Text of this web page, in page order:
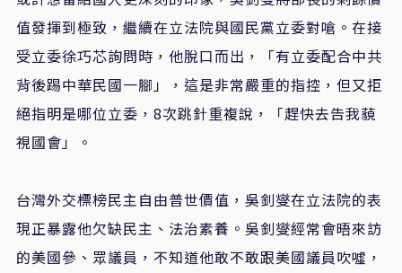
值發揮到極致，繼續在立法院與國民黨立委對嗆。在接
受立委徐巧芯詢問時，他脫口而出，「有立委配合中共
背後踢中華民國一腳」，這是非常嚴重的指控，但又拒
絕指明是哪位立委，8次跳針重複說，「趕快去告我藐
視國會」。
台灣外交標榜民主自由普世價值，吳釗燮在立法院的表
現正暴露他欠缺民主、法治素養。吳釗燮經常會晤來訪
的美國參、眾議員，不知道他敢不敢跟美國議員吹噓，